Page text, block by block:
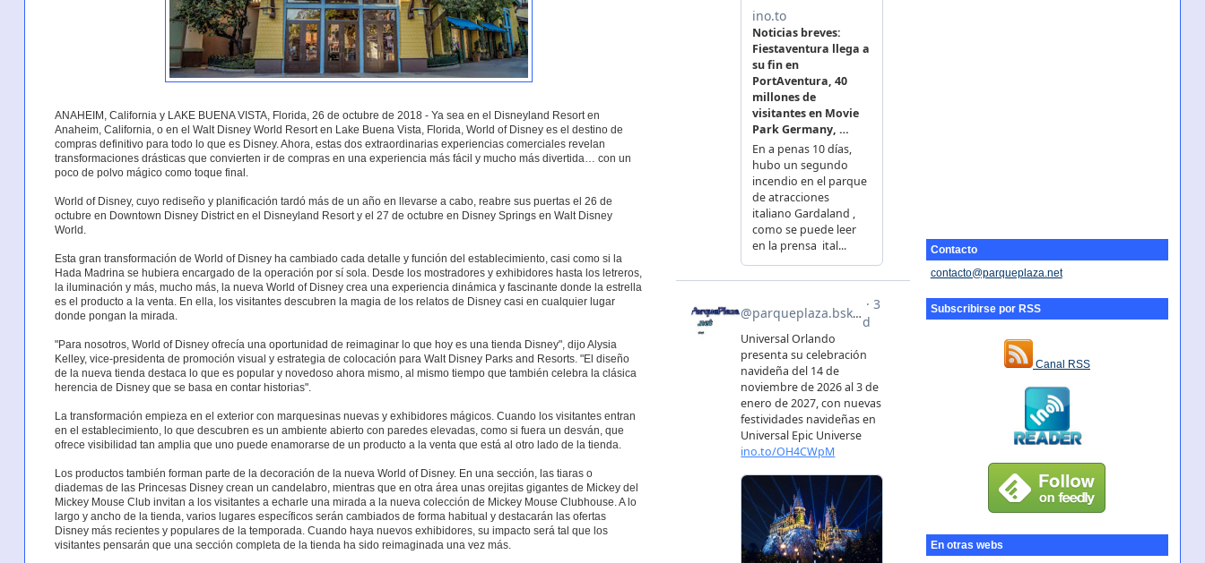
Contacto
contacto@parqueplaza.net
Subscribirse por RSS
Canal RSS
En otras webs
ANAHEIM, California y LAKE BUENA VISTA, Florida, 26 de octubre de 2018 - Ya sea en el Disneyland Resort en
Anaheim, California, o en el Walt Disney World Resort en Lake Buena Vista, Florida, World of Disney es el destino de
compras definitivo para todo lo que es Disney. Ahora, estas dos extraordinarias experiencias comerciales revelan
transformaciones drásticas que convierten ir de compras en una experiencia más fácil y mucho más divertida… con un
poco de polvo mágico como toque final.
World of Disney, cuyo rediseño y planificación tardó más de un año en llevarse a cabo, reabre sus puertas el 26 de
octubre en Downtown Disney District en el Disneyland Resort y el 27 de octubre en Disney Springs en Walt Disney
World.
Esta gran transformación de World of Disney ha cambiado cada detalle y función del establecimiento, casi como si la
Hada Madrina se hubiera encargado de la operación por sí sola. Desde los mostradores y exhibidores hasta los letreros,
la iluminación y más, mucho más, la nueva World of Disney crea una experiencia dinámica y fascinante donde la estrella
es el producto a la venta. En ella, los visitantes descubren la magia de los relatos de Disney casi en cualquier lugar
donde pongan la mirada.
"Para nosotros, World of Disney ofrecía una oportunidad de reimaginar lo que hoy es una tienda Disney", dijo Alysia
Kelley, vice-presidenta de promoción visual y estrategia de colocación para Walt Disney Parks and Resorts. "El diseño
de la nueva tienda destaca lo que es popular y novedoso ahora mismo, al mismo tiempo que también celebra la clásica
herencia de Disney que se basa en contar historias".
La transformación empieza en el exterior con marquesinas nuevas y exhibidores mágicos. Cuando los visitantes entran
en el establecimiento, lo que descubren es un ambiente abierto con paredes elevadas, como si fuera un desván, que
ofrece visibilidad tan amplia que uno puede enamorarse de un producto a la venta que está al otro lado de la tienda.
Los productos también forman parte de la decoración de la nueva World of Disney. En una sección, las tiaras o
diademas de las Princesas Disney crean un candelabro, mientras que en otra área unas orejitas gigantes de Mickey del
Mickey Mouse Club invitan a los visitantes a echarle una mirada a la nueva colección de Mickey Mouse Clubhouse. A lo
largo y ancho de la tienda, varios lugares específicos serán cambiados de forma habitual y destacarán las ofertas
Disney más recientes y populares de la temporada. Cuando haya nuevos exhibidores, su impacto será tal que los
visitantes pensarán que una sección completa de la tienda ha sido reimaginada una vez más.